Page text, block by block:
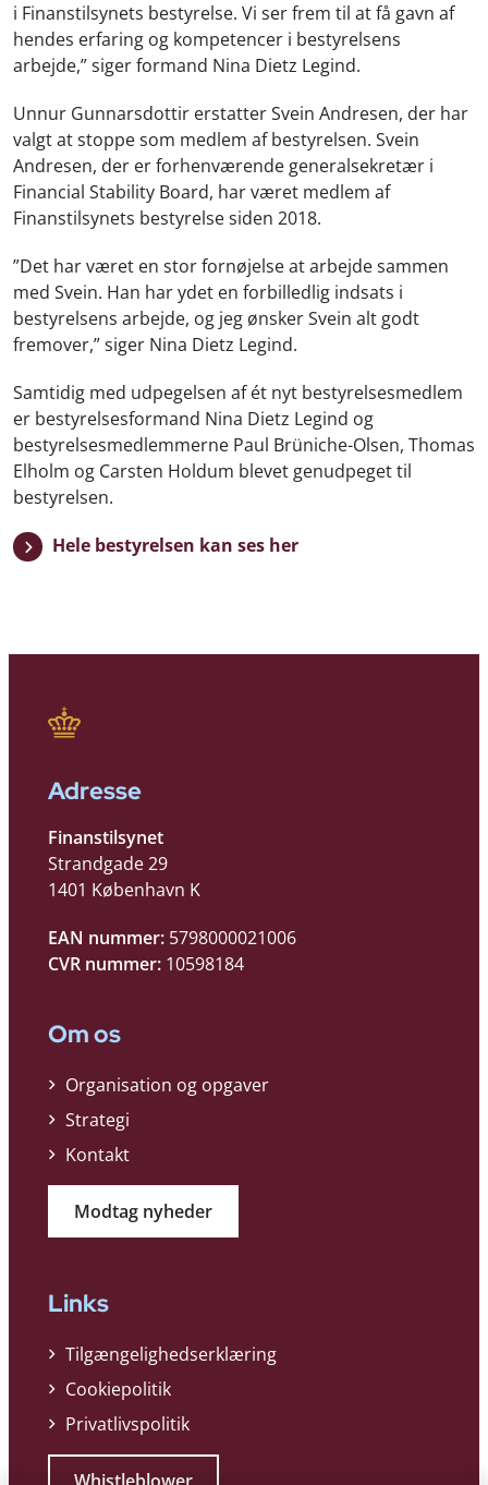
i Finanstilsynets bestyrelse. Vi ser frem til at få gavn af
hendes erfaring og kompetencer i bestyrelsens
arbejde,” siger formand Nina Dietz Legind.
Unnur Gunnarsdottir erstatter Svein Andresen, der har
valgt at stoppe som medlem af bestyrelsen. Svein
Andresen, der er forhenværende generalsekretær i
Financial Stability Board, har været medlem af
Finanstilsynets bestyrelse siden 2018.
”Det har været en stor fornøjelse at arbejde sammen
med Svein. Han har ydet en forbilledlig indsats i
bestyrelsens arbejde, og jeg ønsker Svein alt godt
fremover,” siger Nina Dietz Legind.
Samtidig med udpegelsen af ét nyt bestyrelsesmedlem
er bestyrelsesformand Nina Dietz Legind og
bestyrelsesmedlemmerne Paul Brüniche-Olsen, Thomas
Elholm og Carsten Holdum blevet genudpeget til
bestyrelsen.
Hele bestyrelsen kan ses her
Adresse
Finanstilsynet
Strandgade 29
1401 København K
EAN nummer: 5798000021006
CVR nummer: 10598184
Om os
Organisation og opgaver
Strategi
Kontakt
Modtag nyheder
Links
Tilgængelighedserklæring
Cookiepolitik
Privatlivspolitik